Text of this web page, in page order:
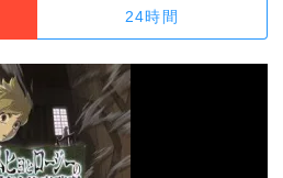
24時間